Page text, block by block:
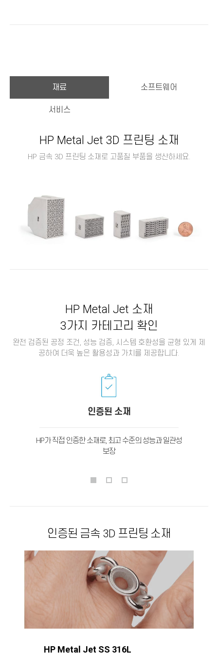
재료 소프트웨어
서비스
HP Metal Jet 3D 프린팅 소재
HP 금속 3D 프린팅 소재로 고품질 부품을 생산하세요.
HP Metal Jet 소재
3가지 카테고리 확인
완전 검증된 공정 조건, 성능 검증, 시스템 호환성을 균형 있게 제
공하여 더욱 높은 활용성과 가치를 제공합니다.
인증된 소재
HP가 직접 인증한 소재로, 최고 수준의 성능과 일관성
보장
인증된 금속 3D 프린팅 소재
HP Metal Jet SS 316L